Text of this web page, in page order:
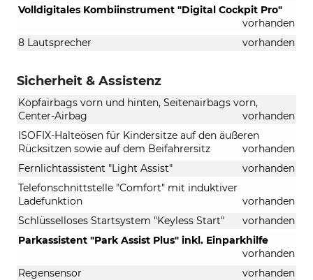
Volldigitales Kombiinstrument "Digital Cockpit Pro"
vorhanden
8 Lautsprecher
vorhanden
Sicherheit & Assistenz
Kopfairbags vorn und hinten, Seitenairbags vorn,
Center-Airbag
vorhanden
ISOFIX-Halteösen für Kindersitze auf den äußeren
Rücksitzen sowie auf dem Beifahrersitz
vorhanden
Fernlichtassistent "Light Assist"
vorhanden
Telefonschnittstelle "Comfort" mit induktiver
Ladefunktion
vorhanden
Schlüsselloses Startsystem "Keyless Start"
vorhanden
Parkassistent "Park Assist Plus" inkl. Einparkhilfe
vorhanden
Regensensor
vorhanden